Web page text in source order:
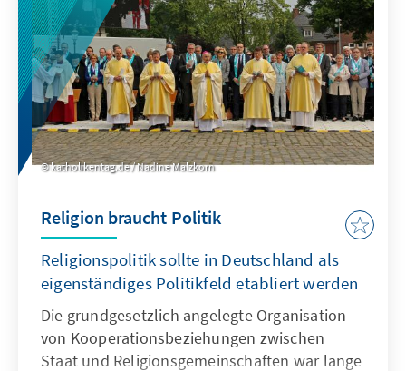
katholikentag.de / Nadine Malzkorn
Religion braucht Politik
Religionspolitik sollte in Deutschland als
eigenständiges Politikfeld etabliert werden
Die grundgesetzlich angelegte Organisation
von Kooperationsbeziehungen zwischen
Staat und Religionsgemeinschaften war lange